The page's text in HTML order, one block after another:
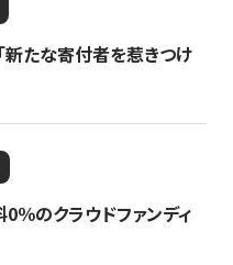
たな寄付者を惹きつけ
％のクラウドファンディ